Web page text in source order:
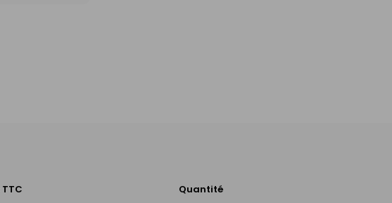
TTC Quantité